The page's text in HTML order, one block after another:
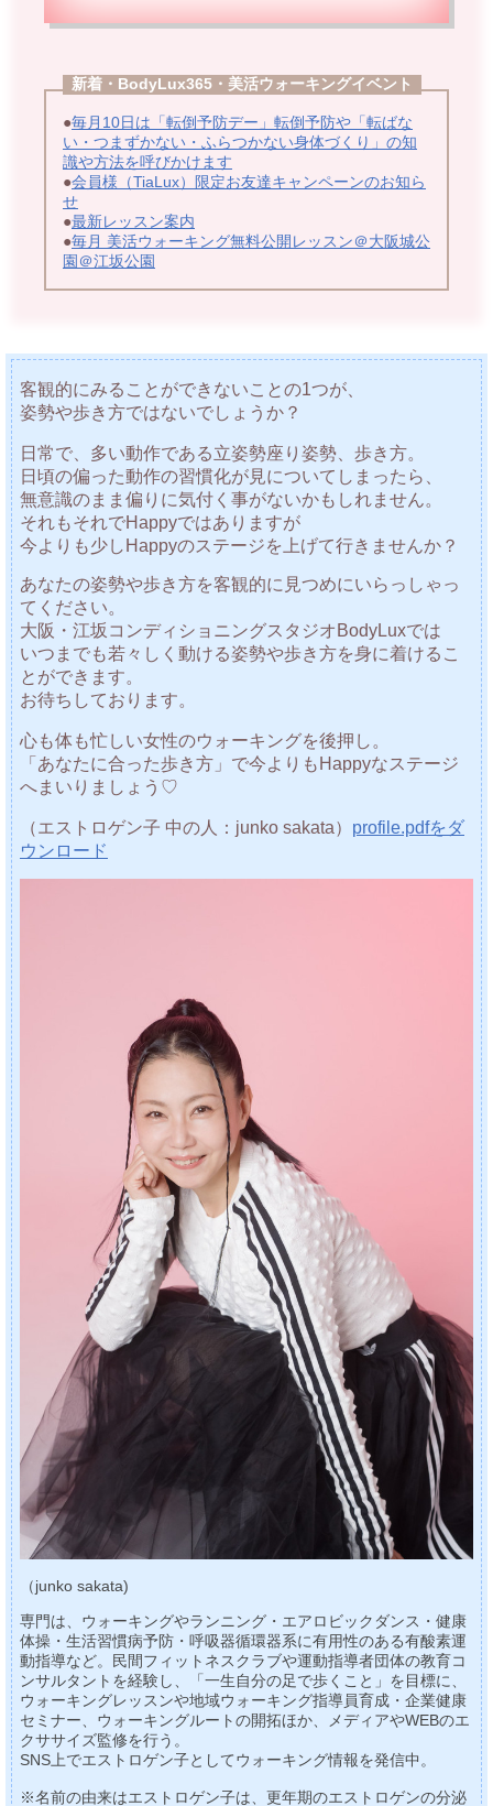
新着・BodyLux365・美活ウォーキングイベント
●毎月10日は「転倒予防デー」転倒予防や「転ばな
い・つまずかない・ふらつかない身体づくり」の知
識や方法を呼びかけます
●会員様（TiaLux）限定お友達キャンペーンのお知ら
せ
●最新レッスン案内
●毎月 美活ウォーキング無料公開レッスン＠大阪城公
園＠江坂公園
客観的にみることができないことの1つが、
姿勢や歩き方ではないでしょうか？
日常で、多い動作である立姿勢座り姿勢、歩き方。
日頃の偏った動作の習慣化が見についてしまったら、
無意識のまま偏りに気付く事がないかもしれません。
それもそれでHappyではありますが
今よりも少しHappyのステージを上げて行きませんか？
あなたの姿勢や歩き方を客観的に見つめにいらっしゃっ
てください。
大阪・江坂コンディショニングスタジオBodyLuxでは
いつまでも若々しく動ける姿勢や歩き方を身に着けるこ
とができます。
お待ちしております。
心も体も忙しい女性のウォーキングを後押し。
「あなたに合った歩き方」で今よりもHappyなステージ
へまいりましょう♡
（エストロゲン子 中の人：junko sakata） profile.pdfをダ
ウンロード
（junko sakata)
専門は、ウォーキングやランニング・エアロビックダンス・健康
体操・生活習慣病予防・呼吸器循環器系に有用性のある有酸素運
動指導など。民間フィットネスクラブや運動指導者団体の教育コ
ンサルタントを経験し、「一生自分の足で歩くこと」を目標に、
ウォーキングレッスンや地域ウォーキング指導員育成・企業健康
セミナー、ウォーキングルートの開拓ほか、メディアやWEBのエ
クササイズ監修を行う。
SNS上でエストロゲン子としてウォーキング情報を発信中。
※名前の由来はエストロゲン子は、更年期のエストロゲンの分泌